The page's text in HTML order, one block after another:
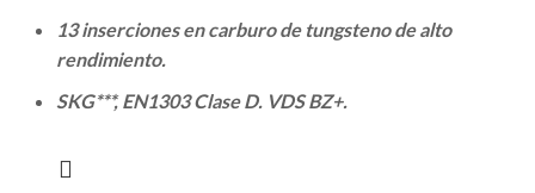
13 inserciones en carburo de tungsteno de alto
rendimiento.
SKG***, EN1303 Clase D. VDS BZ+.